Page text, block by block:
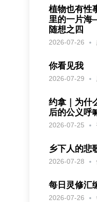
植物也有性
里的一片
随想之四
2026-07-26
你看见我
2026-07-29
约拿｜为
后的公义呼
2026-07-25
乡下人的悲
2026-07-28
每日灵修汇
2026-07-26